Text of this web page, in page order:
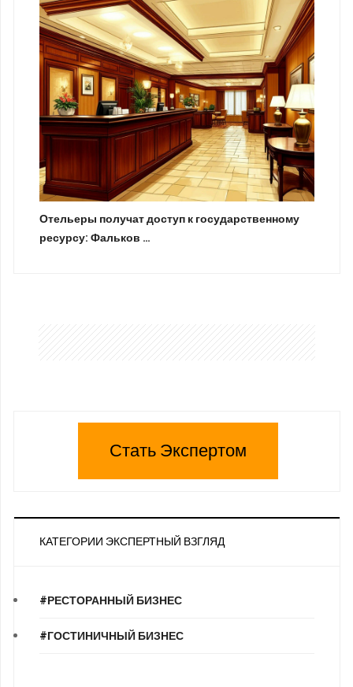
Отельеры получат доступ к государственному
ресурсу: Фальков …
Стать Экспертом
КАТЕГОРИИ ЭКСПЕРТНЫЙ ВЗГЛЯД
#РЕСТОРАННЫЙ БИЗНЕС
#ГОСТИНИЧНЫЙ БИЗНЕС